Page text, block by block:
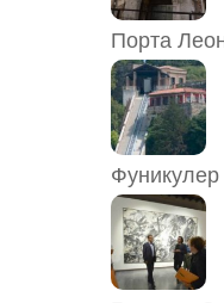
Порта